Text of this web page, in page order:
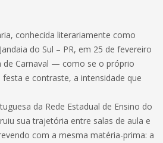
conhecida literariamente como
do Sul – PR, em 25 de fevereiro
de Carnaval — como se o próprio
e contraste, a intensidade que
da Rede Estadual de Ensino do
sua trajetória entre salas de aula e
com a mesma matéria-prima: a